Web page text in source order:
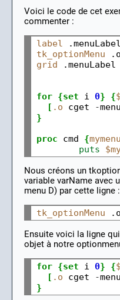
Voici le code de cet
commenter :
label
tk_optionMenu
grid
for {set i 0} {
[ .o cget -menu
}
proc cmd {mymenu
puts
Nous créons un
variable varName avec
menu D) par cette ligne :
tk_optionMenu
Ensuite voici la ligne
objet à notre
for {set i 0} {
[ .o cget -menu
}